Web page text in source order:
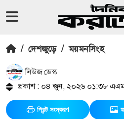
/ দেশজুড়ে / ময়মনসিংহ
নিউজ ডেস্ক
প্রকাশ : ০৪ জুন, ২০২৬ ০১:৩৮
প্রিন্ট সংস্করণ